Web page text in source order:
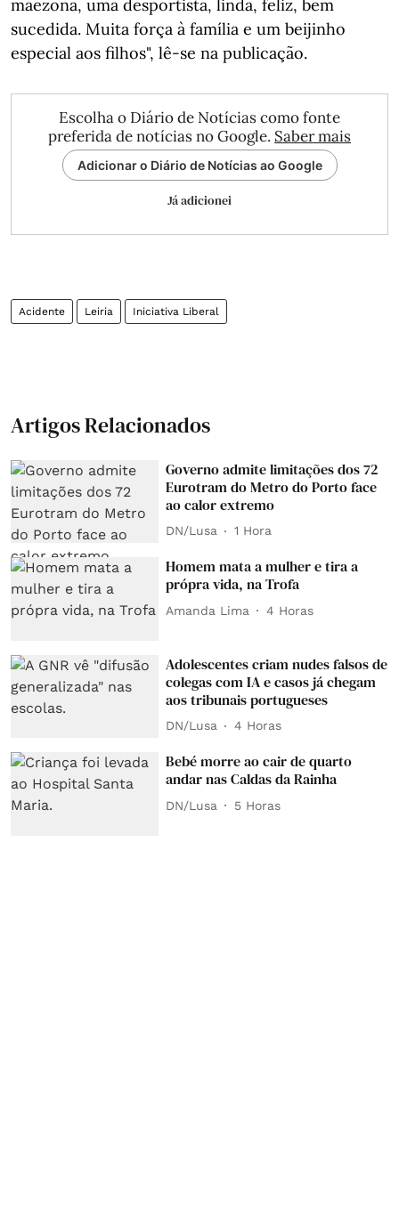
mãezona, uma desportista, linda, feliz, bem
sucedida. Muita força à família e um beijinho
especial aos filhos", lê-se na publicação.
Escolha o Diário de Notícias como fonte
preferida de notícias no Google. Saber mais
Adicionar o Diário de Notícias ao Google
Já adicionei
Acidente Leiria Iniciativa Liberal
Artigos Relacionados
Governo admite limitações dos 72
Eurotram do Metro do Porto face
ao calor extremo
DN/Lusa 1 Hora
Homem mata a mulher e tira a
própra vida, na Trofa
Amanda Lima 4 Horas
Adolescentes criam nudes falsos de
colegas com IA e casos já chegam
aos tribunais portugueses
DN/Lusa 4 Horas
Bebé morre ao cair de quarto
andar nas Caldas da Rainha
DN/Lusa 5 Horas